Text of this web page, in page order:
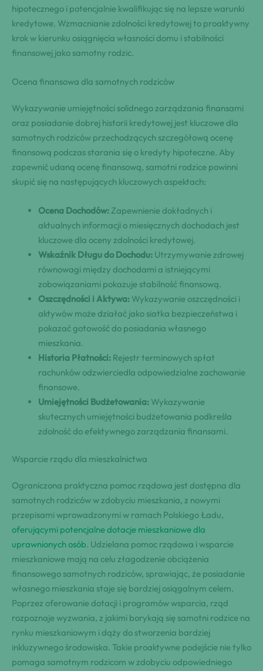
hipotecznego i potencjalnie kwalifikując się na lepsze warunki
kredytowe. Wzmacnianie zdolności kredytowej to proaktywny
krok w kierunku osiągnięcia własności domu i stabilności
finansowej jako samotny rodzic.
Ocena finansowa dla samotnych rodziców
Wykazywanie umiejętności solidnego zarządzania finansami
oraz posiadanie dobrej historii kredytowej jest kluczowe dla
samotnych rodziców przechodzących szczegółową ocenę
finansową podczas starania się o kredyty hipoteczne. Aby
zapewnić udaną ocenę finansową, samotni rodzice powinni
skupić się na następujących kluczowych aspektach:
Ocena Dochodów: Zapewnienie dokładnych i
aktualnych informacji o miesięcznych dochodach jest
kluczowe dla oceny zdolności kredytowej.
Wskaźnik Długu do Dochodu: Utrzymywanie zdrowej
równowagi między dochodami a istniejącymi
zobowiązaniami pokazuje stabilność finansową.
Oszczędności i Aktywa: Wykazywanie oszczędności i
aktywów może działać jako siatka bezpieczeństwa i
pokazać gotowość do posiadania własnego
mieszkania.
Historia Płatności: Rejestr terminowych spłat
rachunków odzwierciedla odpowiedzialne zachowanie
finansowe.
Umiejętności Budżetowania: Wykazywanie
skutecznych umiejętności budżetowania podkreśla
zdolność do efektywnego zarządzania finansami.
Wsparcie rządu dla mieszkalnictwa
Ograniczona praktyczna pomoc rządowa jest dostępna dla
samotnych rodziców w zdobyciu mieszkania, z nowymi
przepisami wprowadzonymi w ramach Polskiego Ładu,
oferującymi potencjalne dotacje mieszkaniowe dla
uprawnionych osób. Udzielana pomoc rządowa i wsparcie
mieszkaniowe mają na celu złagodzenie obciążenia
finansowego samotnych rodziców, sprawiając, że posiadanie
własnego mieszkania staje się bardziej osiągalnym celem.
Poprzez oferowanie dotacji i programów wsparcia, rząd
rozpoznaje wyzwania, z jakimi borykają się samotni rodzice na
rynku mieszkaniowym i dąży do stworzenia bardziej
inkluzywnego środowiska. Takie proaktywne podejście nie tylko
pomaga samotnym rodzicom w zdobyciu odpowiedniego